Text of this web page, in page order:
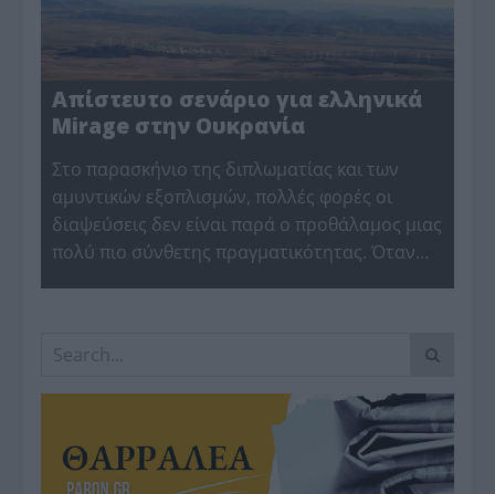
Απίστευτο σενάριο για ελληνικά
Mirage στην Ουκρανία
Στο παρασκήνιο της διπλωματίας και των
αμυντικών εξοπλισμών, πολλές φορές οι
διαψεύσεις δεν είναι παρά ο προθάλαμος μιας
πολύ πιο σύνθετης πραγματικότητας. Όταν…